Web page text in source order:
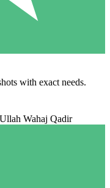
with exact needs.
Wahaj Qadir